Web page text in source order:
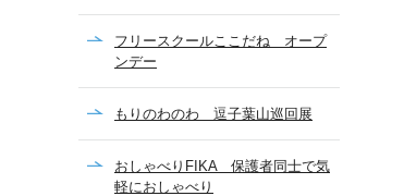
フリースクールここだね オープ
ンデー
もりのわのわ 逗子葉山巡回展
おしゃべりFIKA 保護者同士で気
軽におしゃべり